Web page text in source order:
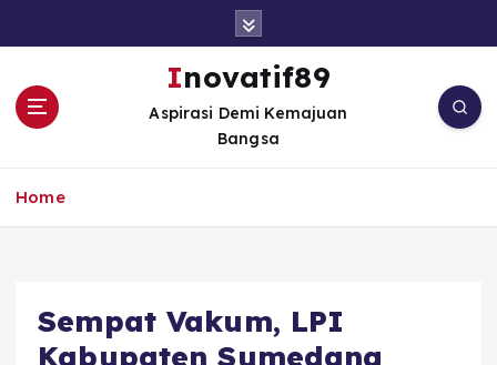
Inovatif89
Aspirasi Demi Kemajuan
Bangsa
Home
Sempat Vakum, LPI
Kabupaten Sumedang